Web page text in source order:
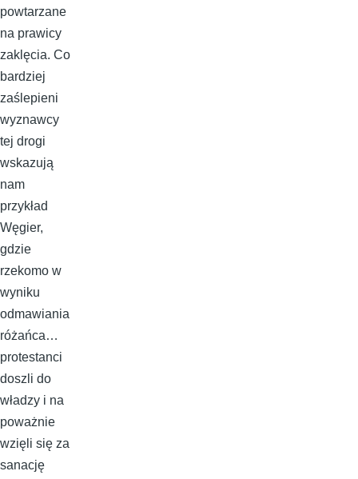
powtarzane
na prawicy
zaklęcia. Co
bardziej
zaślepieni
wyznawcy
tej drogi
wskazują
nam
przykład
Węgier,
gdzie
rzekomo w
wyniku
odmawiania
różańca…
protestanci
doszli do
władzy i na
poważnie
wzięli się za
sanację